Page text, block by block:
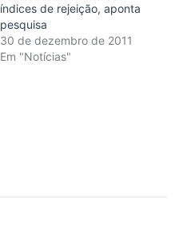
índices de rejeição, aponta
pesquisa
30 de dezembro de 2011
Em "Notícias"